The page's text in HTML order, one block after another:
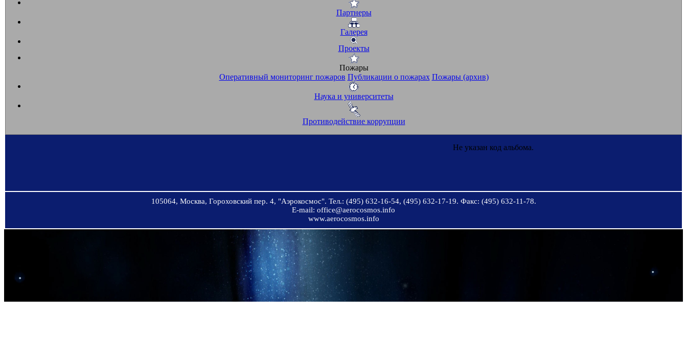
Партнеры
Галерея
Проекты
Пожары
Оперативный мониторинг пожаров Публикации о пожарах Пожары (архив)
Наука и университеты
Противодействие коррупции
Не указан код альбома.
105064, Москва, Гороховский пер. 4, "Аэрокосмос". Тел.: (495) 632-16-54, (495) 632-17-19. Факс: (495) 632-11-78.
E-mail: office@aerocosmos.info
www.aerocosmos.info